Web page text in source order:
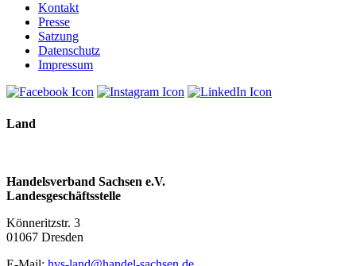
Kontakt
Presse
Satzung
Datenschutz
Impressum
Land
Handelsverband Sachsen e.V.
Landesgeschäftsstelle
Könneritzstr. 3
01067 Dresden